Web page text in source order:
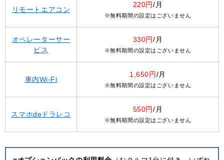
リモートエアコン
220円/月
※無料期間の設定はございません
オペレーターサー
ビス
330円/月
※無料期間の設定はございません
車内Wi-Fi
1,650円/月
※無料期間の設定はございません
スマホdeドラレコ
550円/月
※無料期間の設定はございません